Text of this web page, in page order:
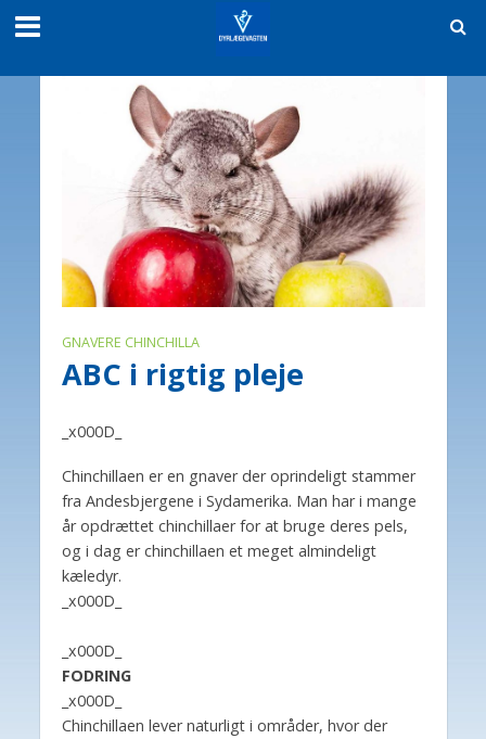
GNAVERE CHINCHILLA
ABC i rigtig pleje
_x000D_
Chinchillaen er en gnaver der oprindeligt stammer
fra Andesbjergene i Sydamerika. Man har i mange
år opdrættet chinchillaer for at bruge deres pels,
og i dag er chinchillaen et meget almindeligt
kæledyr.
_x000D_
_x000D_
FODRING
_x000D_
Chinchillaen lever naturligt i områder, hvor der